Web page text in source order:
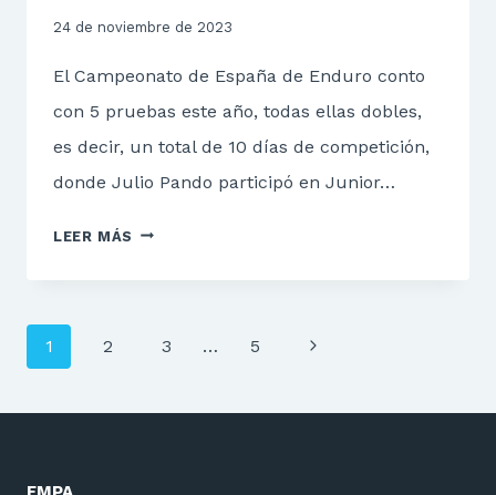
24 de noviembre de 2023
El Campeonato de España de Enduro conto
con 5 pruebas este año, todas ellas dobles,
es decir, un total de 10 días de competición,
donde Julio Pando participó en Junior…
LEER MÁS GRAN
PARA
SANTIAGO
Navegación
de
página
1 2 3 … 5
Siguiente